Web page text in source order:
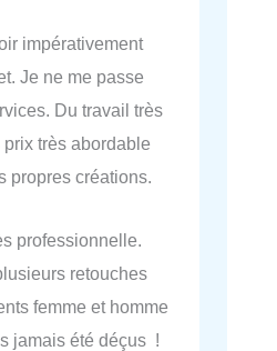
impérativement
Je ne me passe
Du travail très
très abordable
propres créations.
professionnelle.
retouches
femme et homme
jamais été déçus !